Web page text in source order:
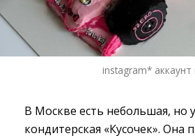
instagram* аккаунт
В Москве есть небольшая, но
кондитерская «Кусочек». Она